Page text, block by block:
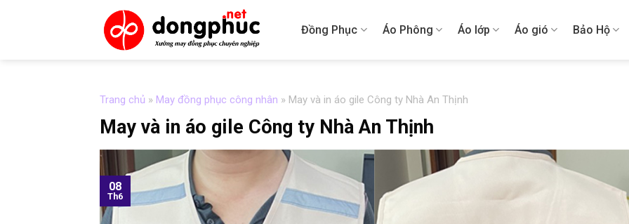
Đồng Phục Áo Phông Áo lớp Áo gió Bảo Hộ
Trang chủ » May đồng phục công nhân » May và in áo gile Công ty Nhà An Thịnh
May và in áo gile Công ty Nhà An Thịnh
08
Th6